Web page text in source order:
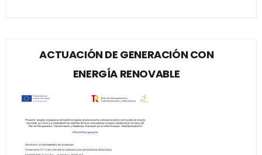
ACTUACIÓN DE GENERACIÓN CON
ENERGÍA RENOVABLE